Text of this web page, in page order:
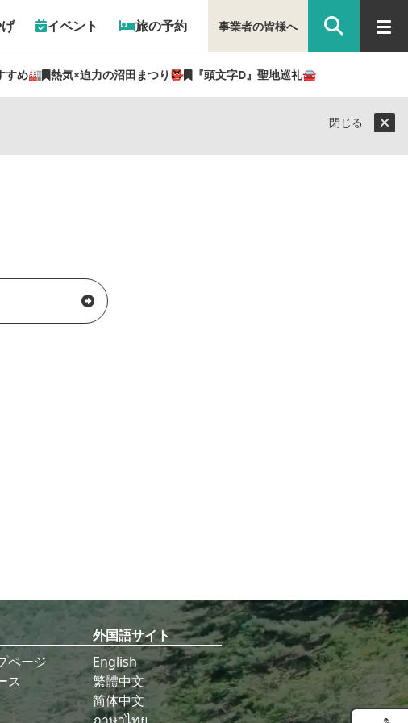
イベント 旅の予約
すめ🏭 熱気×迫力の沼田まつり👺 『頭文字D』聖地巡礼🚘
事業者の皆様へ
閉じる
ページ
ス
外国語サイト
English
繁體中文
简体中文